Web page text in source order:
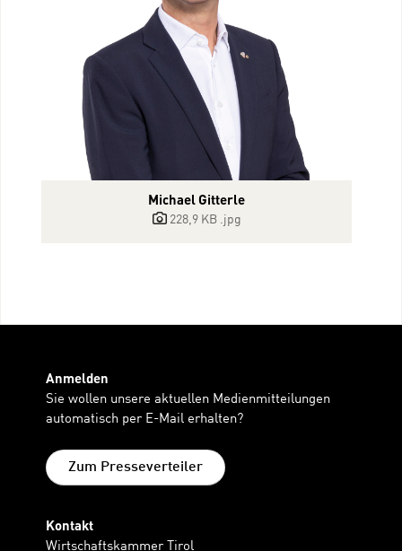
Michael Gitterle
228,9 KB .jpg
Anmelden
Sie wollen unsere aktuellen Medienmitteilungen
automatisch per E-Mail erhalten?
Zum Presseverteiler
Kontakt
Wirtschaftskammer Tirol